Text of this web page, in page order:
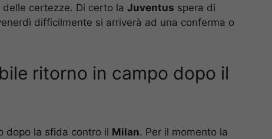
certezze. Di certo la Juventus spera di
difficilmente si arriverà ad una conferma o
ritorno in campo dopo il
dopo la sfida contro il Milan. Per il momento la